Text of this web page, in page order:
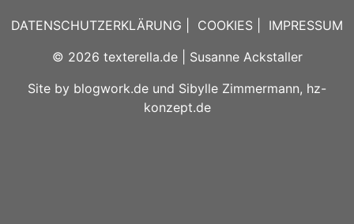
DATENSCHUTZERKLÄRUNG COOKIES
IMPRESSUM
© 2026 texterella.de| Susanne Ackstaller
Site by blogwork.de und Sibylle Zimmermann, hz-
konzept.de